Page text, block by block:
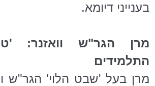
בענייני דיומא.
מרן הגר"ש וואזנר:
התלמידים
מרן בעל 'שבט הלוי' הגר"ש